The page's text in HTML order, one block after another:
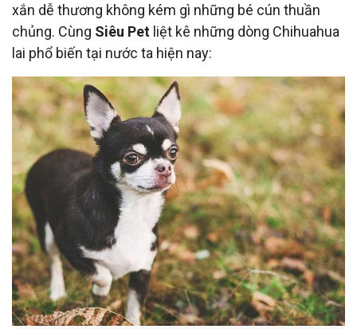
xắn dễ thương không kém gì những bé cún thuần
chủng. Cùng Siêu Pet liệt kê những dòng Chihuahua
lai phổ biến tại nước ta hiện nay: